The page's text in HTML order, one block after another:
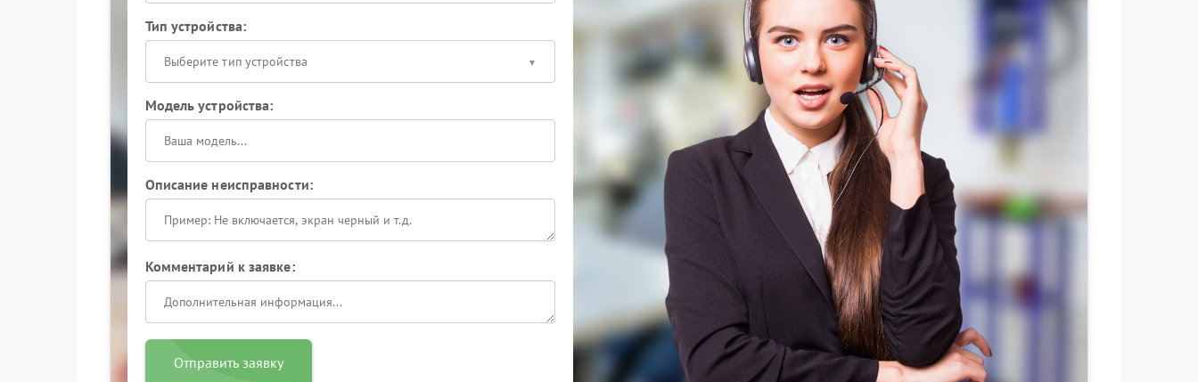
Тип устройства:
Выберите тип устройства
Модель устройства:
Описание неисправности:
Комментарий к заявке:
Отправить заявку